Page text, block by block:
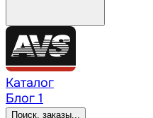
Каталог
Блог 1
Поиск, заказы...